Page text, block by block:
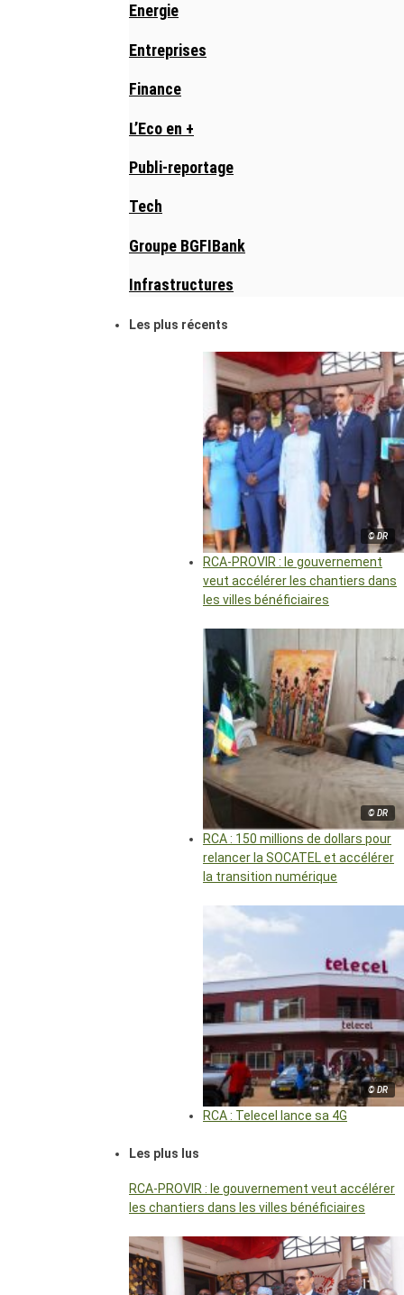
Energie
Entreprises
Finance
L’Eco en +
Publi-reportage
Tech
Groupe BGFIBank
Infrastructures
Les plus récents
© DR
RCA-PROVIR : le gouvernement
veut accélérer les chantiers dans
les villes bénéficiaires
© DR
RCA : 150 millions de dollars pour
relancer la SOCATEL et accélérer
la transition numérique
© DR
RCA : Telecel lance sa 4G
Les plus lus
RCA-PROVIR : le gouvernement veut accélérer
les chantiers dans les villes bénéficiaires